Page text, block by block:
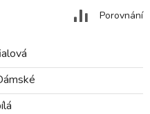
Porovnání